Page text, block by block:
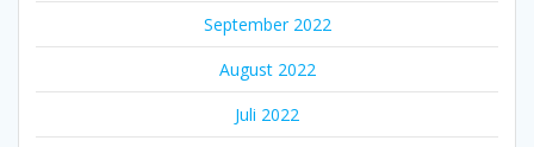
September 2022
August 2022
Juli 2022